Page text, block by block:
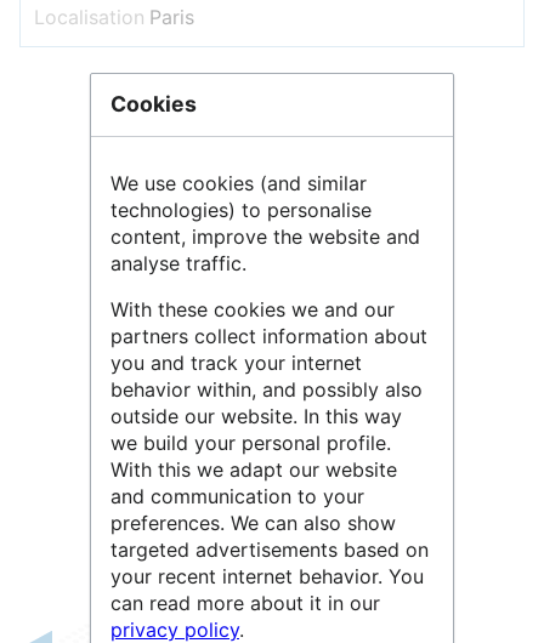
Localisation Paris
+
−
Leaflet| ©OpenStreetMapcontributors
Cookies
We use cookies (and similar
technologies) to personalise
content, improve the website and
analyse traffic.
With these cookies we and our
partners collect information about
you and track your internet
behavior within, and possibly also
outside our website. In this way
we build your personal profile.
With this we adapt our website
and communication to your
preferences. We can also show
targeted advertisements based on
your recent internet behavior. You
can read more about it in our
privacy policy.